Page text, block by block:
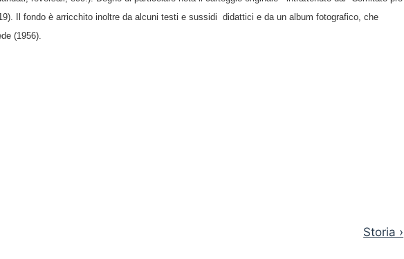
Il fondo è arricchito inoltre da alcuni testi e sussidi didattici e da un album fotografico, che
(1956).
Storia ›